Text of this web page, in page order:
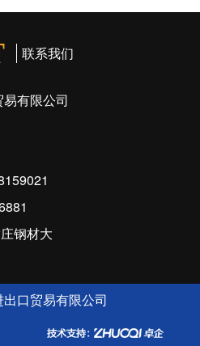
联系我们
有限公司
钢材大
出口贸易有限公司